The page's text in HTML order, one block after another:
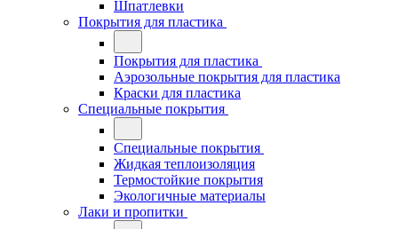
Шпатлевки
Покрытия для пластика
Покрытия для пластика
Аэрозольные покрытия для пластика
Краски для пластика
Специальные покрытия
Специальные покрытия
Жидкая теплоизоляция
Термостойкие покрытия
Экологичные материалы
Лаки и пропитки